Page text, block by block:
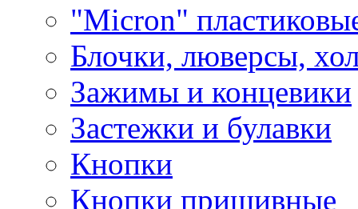
"Micron"
Блочки, люверсы,
Зажимы и концевики
Застежки и булавки
Кнопки
Кнопки пришивные